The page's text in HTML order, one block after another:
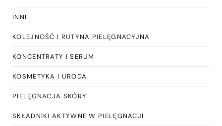
INNE
KOLEJNOŚĆ I RUTYNA PIELĘGNACYJNA
KONCENTRATY I SERUM
KOSMETYKA I URODA
PIELĘGNACJA SKÓRY
SKŁADNIKI AKTYWNE W PIELĘGNACJI